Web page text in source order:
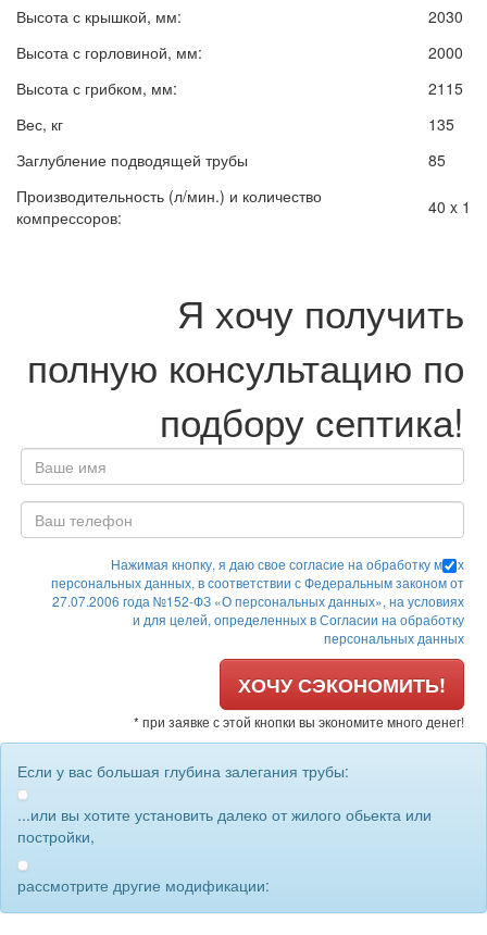
Высота с крышкой, мм:
2030
Высота с горловиной, мм:
2000
Высота с грибком, мм:
2115
Вес, кг
135
Заглубление подводящей трубы
85
Производительность (л/мин.) и количество
компрессоров:
40 x 1
Я хочу получить
полную консультацию по
подбору септика!
Нажимая кнопку, я даю свое согласие на обработку моих
персональных данных, в соответствии с Федеральным законом от
27.07.2006 года №152-ФЗ «О персональных данных», на условиях
и для целей, определенных в Согласии на обработку
персональных данных
ХОЧУ СЭКОНОМИТЬ!
* при заявке с этой кнопки вы экономите много денег!
Если у вас большая глубина залегания трубы:
...или вы хотите установить далеко от жилого обьекта или
постройки,
рассмотрите другие модификации: